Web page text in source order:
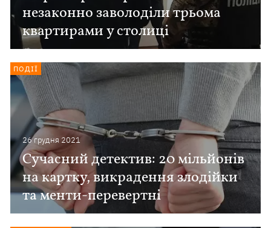
незаконно заволоділи трьома
квартирами у столиці
26 грудня 2021
Сучасний детектив: 20 мільйонів
на картку, викрадення злодійки
та менти-перевертні
ПОДІЇ